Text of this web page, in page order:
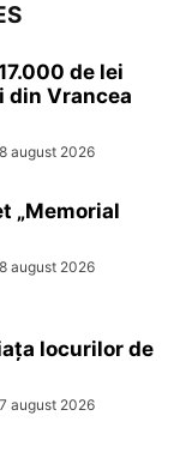
de lei
din Vrancea
8 august 2026
„Memorial
8 august 2026
locurilor de
7 august 2026